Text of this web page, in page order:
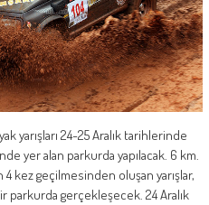
yarışları 24-25 Aralık tarihlerinde
yer alan parkurda yapılacak. 6 km.
kez geçilmesinden oluşan yarışlar,
parkurda gerçekleşecek. 24 Aralık